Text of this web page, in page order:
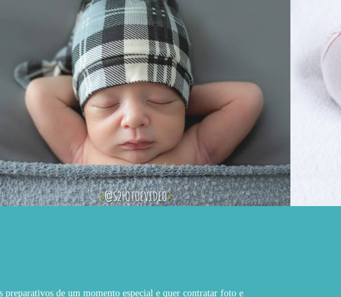
1207 0
preparativos de um momento especial e quer contratar foto e